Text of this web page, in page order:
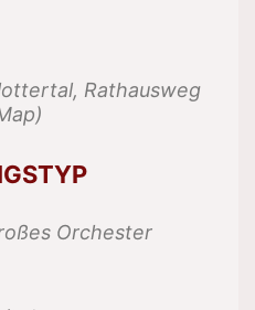
Rathausweg
Orchester